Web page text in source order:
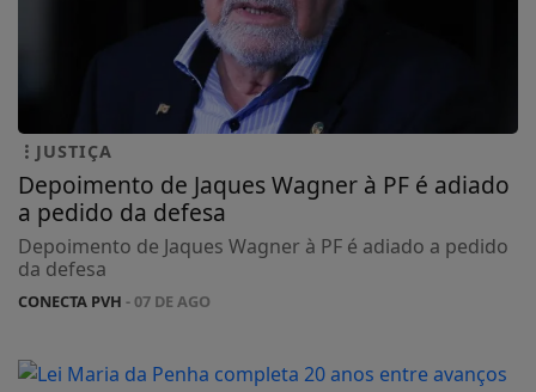
JUSTIÇA
Depoimento de Jaques Wagner à PF é adiado
a pedido da defesa
Depoimento de Jaques Wagner à PF é adiado a pedido
da defesa
CONECTA PVH - 07 DE AGO